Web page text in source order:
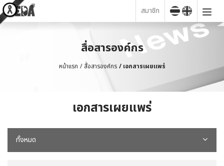
สมาชิก
สื่อสารองค์กร
หน้าแรก สื่อสารองค์กร เอกสารเผยแพร่
เอกสารเผยแพร่
ทั้งหมด